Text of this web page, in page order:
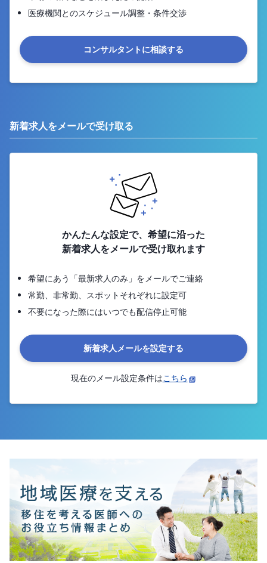
医療機関とのスケジュール調整・条件交渉
コンサルタントに相談する
新着求人をメールで受け取る
かんたんな設定で、希望に沿った
新着求人をメールで受け取れます
希望にあう「最新求人のみ」をメールでご連絡
常勤、非常勤、スポットそれぞれに設定可
不要になった際にはいつでも配信停止可能
新着求人メールを設定する
現在のメール設定条件はこちら